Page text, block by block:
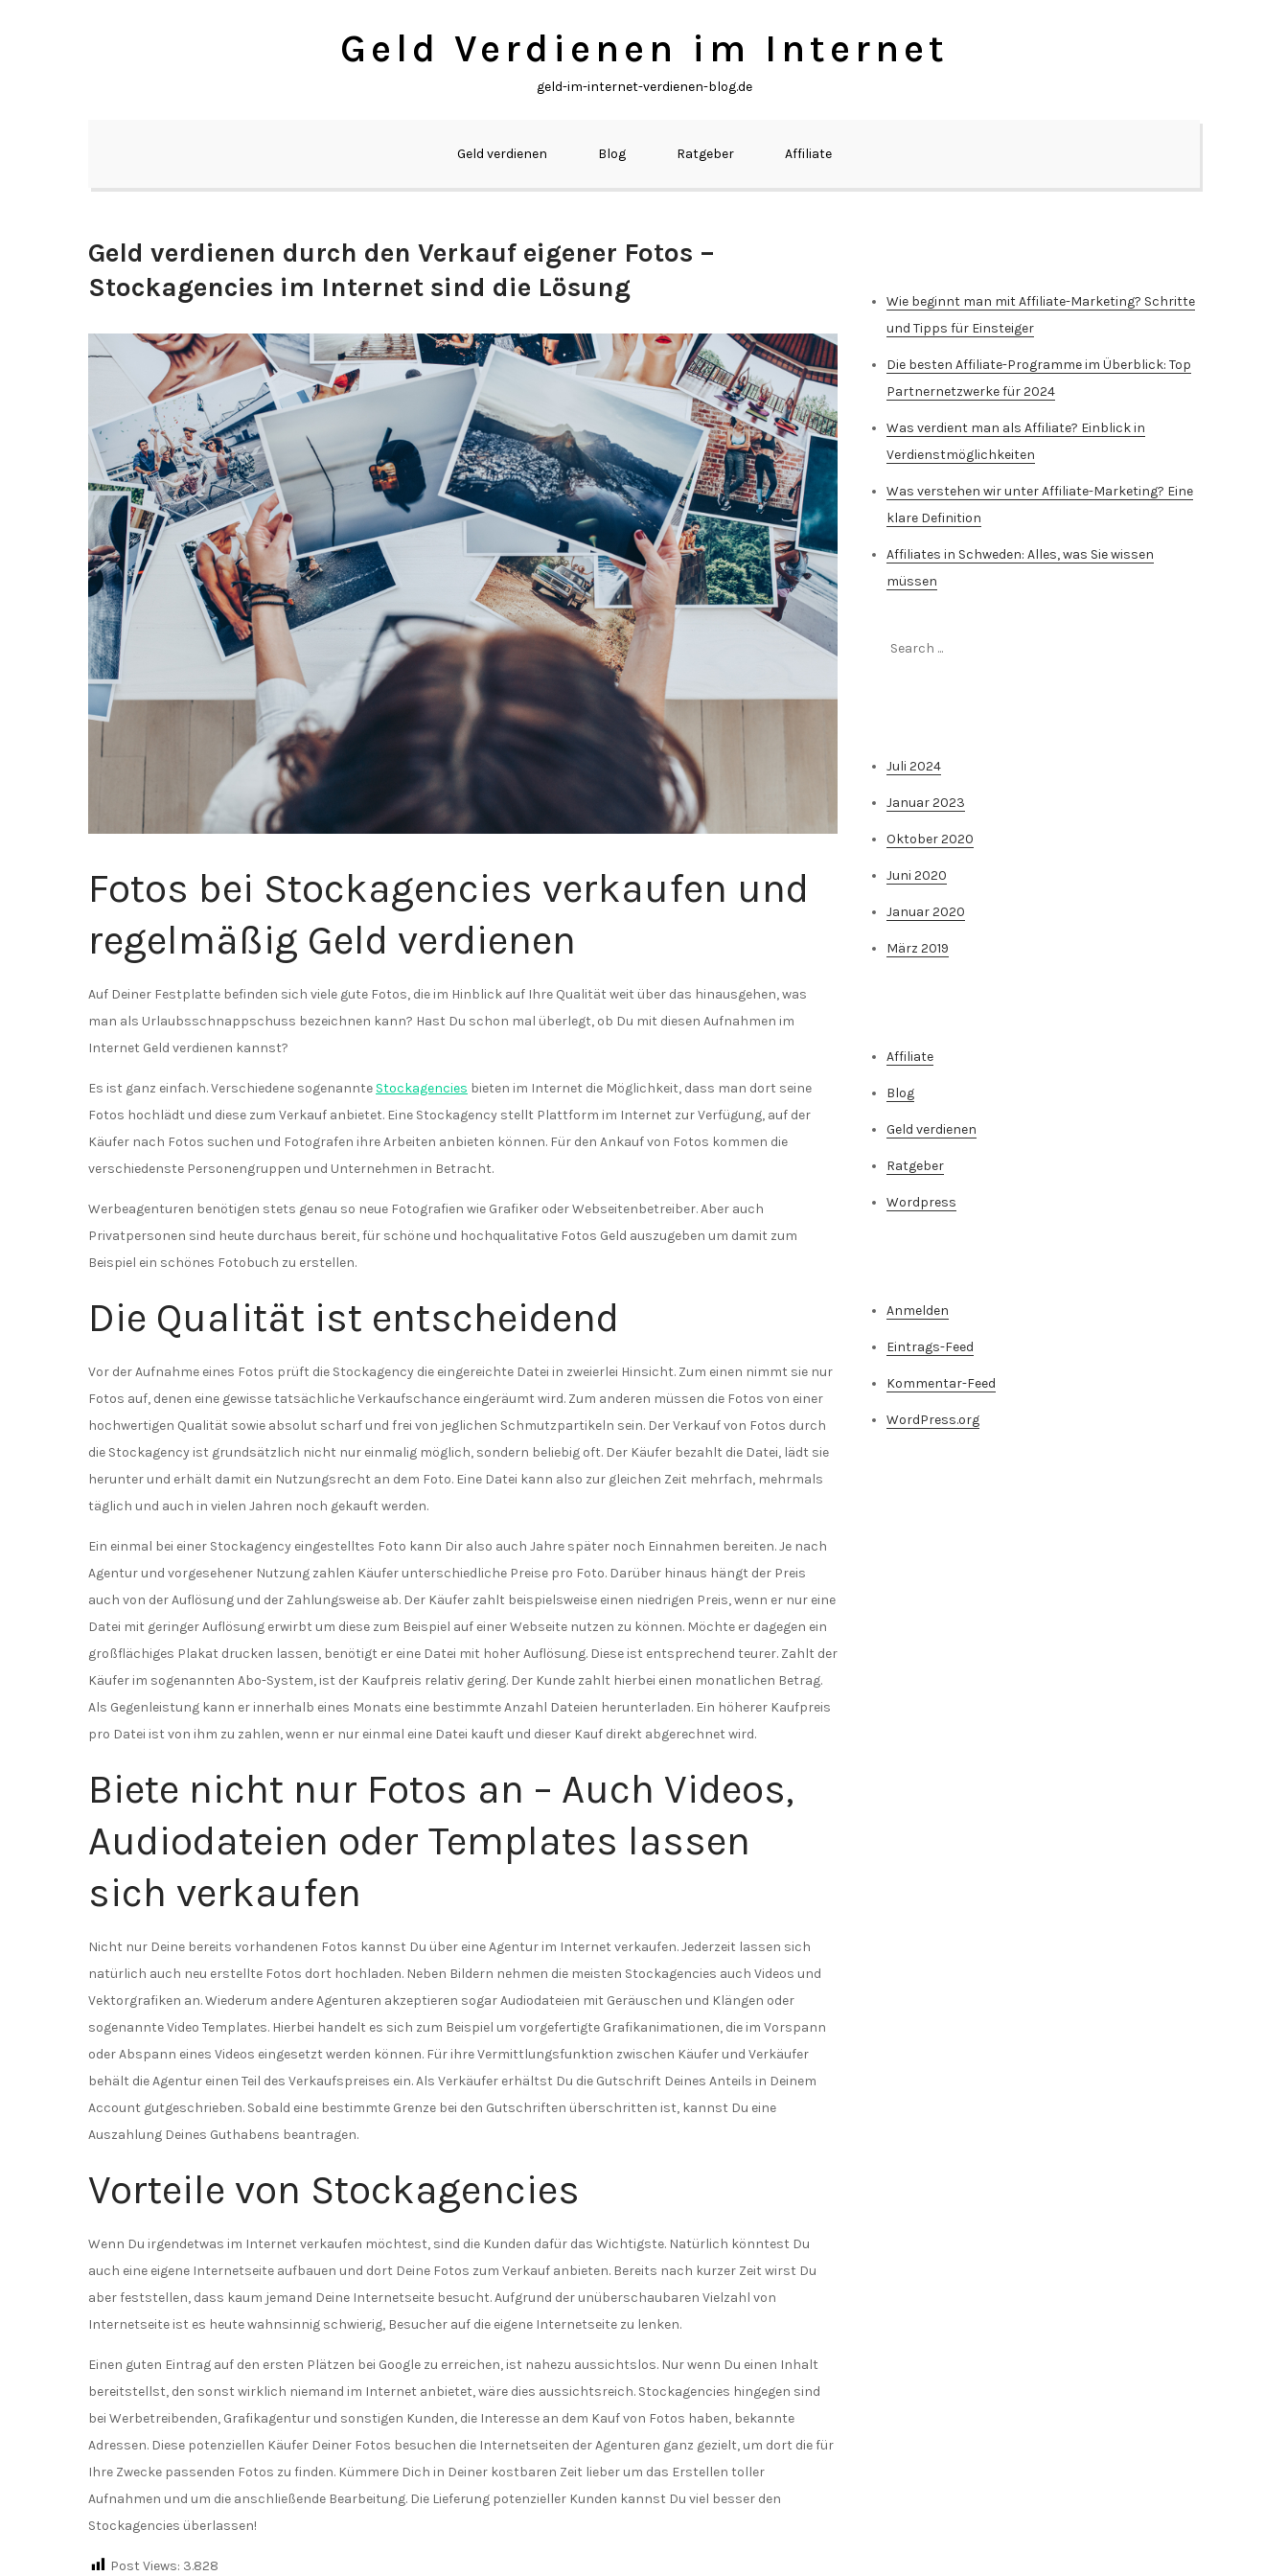
Geld Verdienen im Internet
geld-im-internet-verdienen-blog.de
Geld verdienen Blog Ratgeber Affiliate
Geld verdienen durch den Verkauf eigener Fotos –
Stockagencies im Internet sind die Lösung
Fotos bei Stockagencies verkaufen und
regelmäßig Geld verdienen
Auf Deiner Festplatte befinden sich viele gute Fotos, die im Hinblick auf Ihre Qualität weit über das hinausgehen, was
man als Urlaubsschnappschuss bezeichnen kann? Hast Du schon mal überlegt, ob Du mit diesen Aufnahmen im
Internet Geld verdienen kannst?
Es ist ganz einfach. Verschiedene sogenannte Stockagencies bieten im Internet die Möglichkeit, dass man dort seine
Fotos hochlädt und diese zum Verkauf anbietet. Eine Stockagency stellt Plattform im Internet zur Verfügung, auf der
Käufer nach Fotos suchen und Fotografen ihre Arbeiten anbieten können. Für den Ankauf von Fotos kommen die
verschiedenste Personengruppen und Unternehmen in Betracht.
Werbeagenturen benötigen stets genau so neue Fotografien wie Grafiker oder Webseitenbetreiber. Aber auch
Privatpersonen sind heute durchaus bereit, für schöne und hochqualitative Fotos Geld auszugeben um damit zum
Beispiel ein schönes Fotobuch zu erstellen.
Die Qualität ist entscheidend
Vor der Aufnahme eines Fotos prüft die Stockagency die eingereichte Datei in zweierlei Hinsicht. Zum einen nimmt sie nur
Fotos auf, denen eine gewisse tatsächliche Verkaufschance eingeräumt wird. Zum anderen müssen die Fotos von einer
hochwertigen Qualität sowie absolut scharf und frei von jeglichen Schmutzpartikeln sein. Der Verkauf von Fotos durch
die Stockagency ist grundsätzlich nicht nur einmalig möglich, sondern beliebig oft. Der Käufer bezahlt die Datei, lädt sie
herunter und erhält damit ein Nutzungsrecht an dem Foto. Eine Datei kann also zur gleichen Zeit mehrfach, mehrmals
täglich und auch in vielen Jahren noch gekauft werden.
Ein einmal bei einer Stockagency eingestelltes Foto kann Dir also auch Jahre später noch Einnahmen bereiten. Je nach
Agentur und vorgesehener Nutzung zahlen Käufer unterschiedliche Preise pro Foto. Darüber hinaus hängt der Preis
auch von der Auflösung und der Zahlungsweise ab. Der Käufer zahlt beispielsweise einen niedrigen Preis, wenn er nur eine
Datei mit geringer Auflösung erwirbt um diese zum Beispiel auf einer Webseite nutzen zu können. Möchte er dagegen ein
großflächiges Plakat drucken lassen, benötigt er eine Datei mit hoher Auflösung. Diese ist entsprechend teurer. Zahlt der
Käufer im sogenannten Abo-System, ist der Kaufpreis relativ gering. Der Kunde zahlt hierbei einen monatlichen Betrag.
Als Gegenleistung kann er innerhalb eines Monats eine bestimmte Anzahl Dateien herunterladen. Ein höherer Kaufpreis
pro Datei ist von ihm zu zahlen, wenn er nur einmal eine Datei kauft und dieser Kauf direkt abgerechnet wird.
Biete nicht nur Fotos an – Auch Videos,
Audiodateien oder Templates lassen
sich verkaufen
Nicht nur Deine bereits vorhandenen Fotos kannst Du über eine Agentur im Internet verkaufen. Jederzeit lassen sich
natürlich auch neu erstellte Fotos dort hochladen. Neben Bildern nehmen die meisten Stockagencies auch Videos und
Vektorgrafiken an. Wiederum andere Agenturen akzeptieren sogar Audiodateien mit Geräuschen und Klängen oder
sogenannte Video Templates. Hierbei handelt es sich zum Beispiel um vorgefertigte Grafikanimationen, die im Vorspann
oder Abspann eines Videos eingesetzt werden können. Für ihre Vermittlungsfunktion zwischen Käufer und Verkäufer
behält die Agentur einen Teil des Verkaufspreises ein. Als Verkäufer erhältst Du die Gutschrift Deines Anteils in Deinem
Account gutgeschrieben. Sobald eine bestimmte Grenze bei den Gutschriften überschritten ist, kannst Du eine
Auszahlung Deines Guthabens beantragen.
Vorteile von Stockagencies
Wenn Du irgendetwas im Internet verkaufen möchtest, sind die Kunden dafür das Wichtigste. Natürlich könntest Du
auch eine eigene Internetseite aufbauen und dort Deine Fotos zum Verkauf anbieten. Bereits nach kurzer Zeit wirst Du
aber feststellen, dass kaum jemand Deine Internetseite besucht. Aufgrund der unüberschaubaren Vielzahl von
Internetseite ist es heute wahnsinnig schwierig, Besucher auf die eigene Internetseite zu lenken.
Einen guten Eintrag auf den ersten Plätzen bei Google zu erreichen, ist nahezu aussichtslos. Nur wenn Du einen Inhalt
bereitstellst, den sonst wirklich niemand im Internet anbietet, wäre dies aussichtsreich. Stockagencies hingegen sind
bei Werbetreibenden, Grafikagentur und sonstigen Kunden, die Interesse an dem Kauf von Fotos haben, bekannte
Adressen. Diese potenziellen Käufer Deiner Fotos besuchen die Internetseiten der Agenturen ganz gezielt, um dort die für
Ihre Zwecke passenden Fotos zu finden. Kümmere Dich in Deiner kostbaren Zeit lieber um das Erstellen toller
Aufnahmen und um die anschließende Bearbeitung. Die Lieferung potenzieller Kunden kannst Du viel besser den
Stockagencies überlassen!
Post Views: 3.828
Wie beginnt man mit Affiliate-Marketing? Schritte
und Tipps für Einsteiger
Die besten Affiliate-Programme im Überblick: Top
Partnernetzwerke für 2024
Was verdient man als Affiliate? Einblick in
Verdienstmöglichkeiten
Was verstehen wir unter Affiliate-Marketing? Eine
klare Definition
Affiliates in Schweden: Alles, was Sie wissen
müssen
Juli 2024
Januar 2023
Oktober 2020
Juni 2020
Januar 2020
März 2019
Affiliate
Blog
Geld verdienen
Ratgeber
Wordpress
Anmelden
Eintrags-Feed
Kommentar-Feed
WordPress.org